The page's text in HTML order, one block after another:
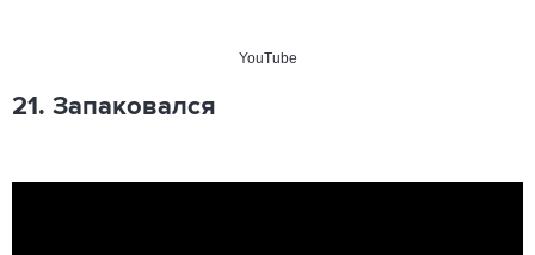
YouTube
21. Запаковался